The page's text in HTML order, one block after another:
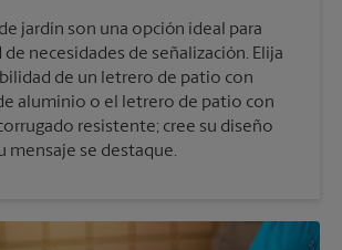
jardín son una opción ideal para
de necesidades de señalización. Elija
de un letrero de patio con
aluminio o el letrero de patio con
resistente; cree su diseño
mensaje se destaque.